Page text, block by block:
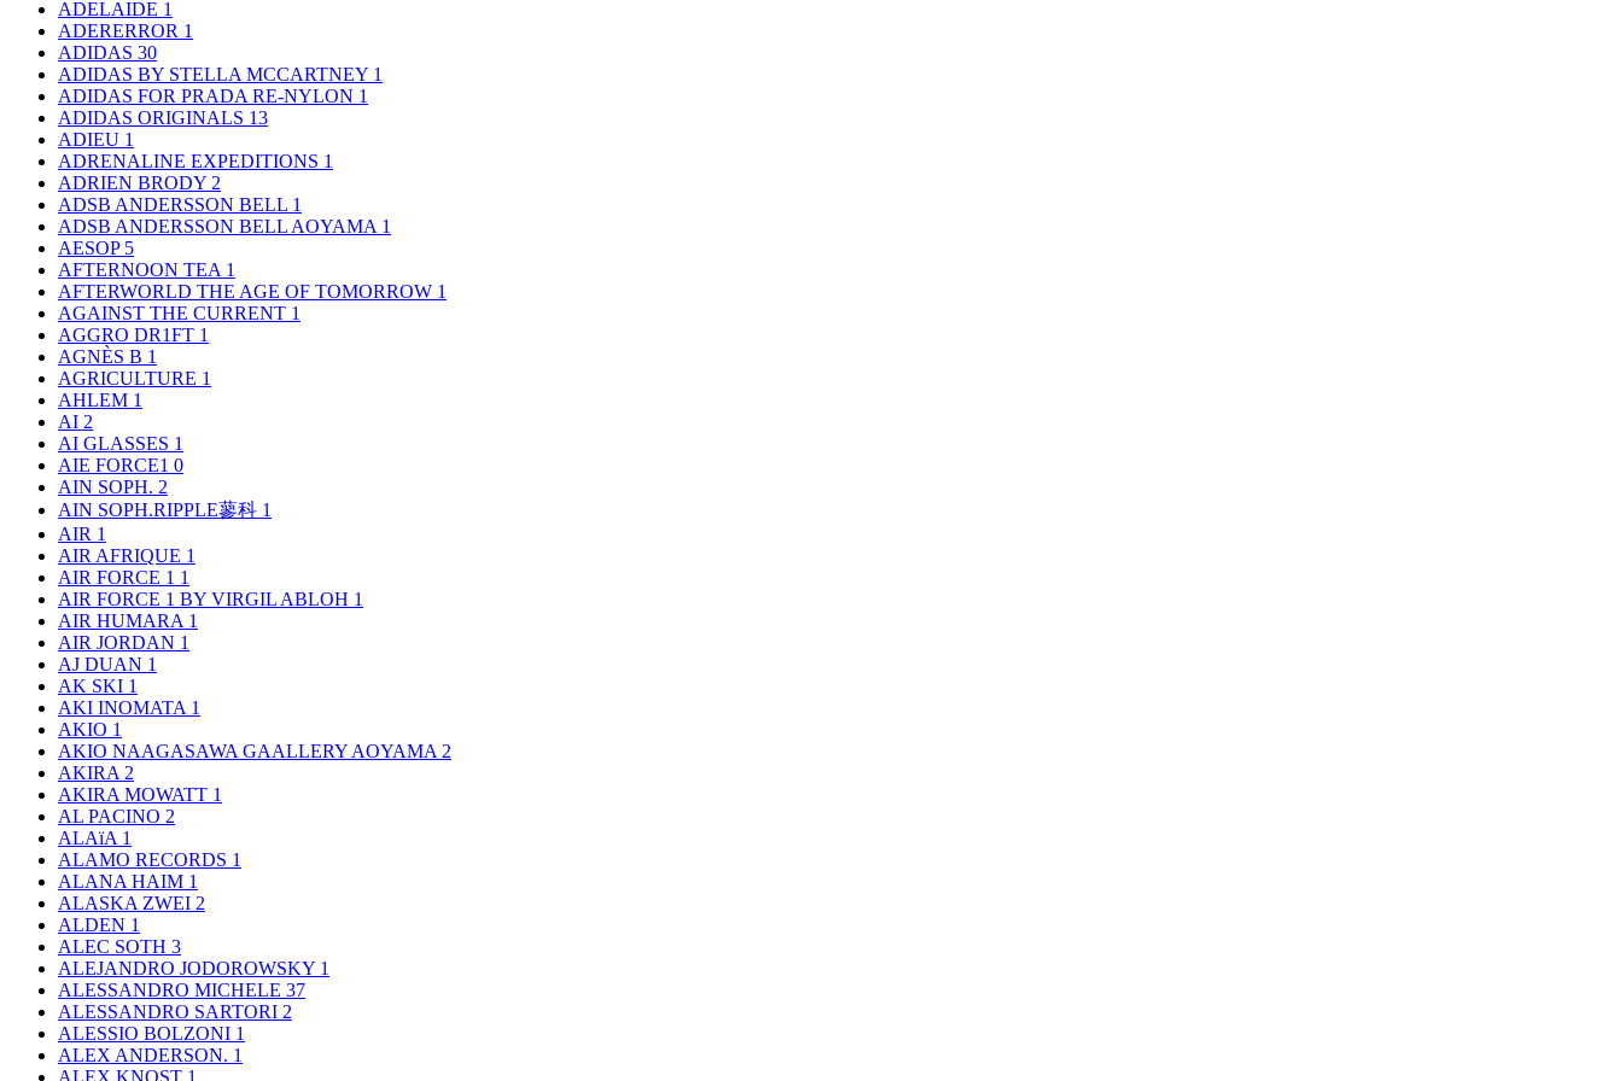
ADELAIDE 1
ADERERROR 1
ADIDAS 30
ADIDAS BY STELLA MCCARTNEY 1
ADIDAS FOR PRADA RE-NYLON 1
ADIDAS ORIGINALS 13
ADIEU 1
ADRENALINE EXPEDITIONS 1
ADRIEN BRODY 2
ADSB ANDERSSON BELL 1
ADSB ANDERSSON BELL AOYAMA 1
AESOP 5
AFTERNOON TEA 1
AFTERWORLD THE AGE OF TOMORROW 1
AGAINST THE CURRENT 1
AGGRO DR1FT 1
AGNÈS B 1
AGRICULTURE 1
AHLEM 1
AI 2
AI GLASSES 1
AIE FORCE1 0
AIN SOPH. 2
AIN SOPH.RIPPLE蓼科 1
AIR 1
AIR AFRIQUE 1
AIR FORCE 1 1
AIR FORCE 1 BY VIRGIL ABLOH 1
AIR HUMARA 1
AIR JORDAN 1
AJ DUAN 1
AK SKI 1
AKI INOMATA 1
AKIO 1
AKIO NAAGASAWA GAALLERY AOYAMA 2
AKIRA 2
AKIRA MOWATT 1
AL PACINO 2
ALAïA 1
ALAMO RECORDS 1
ALANA HAIM 1
ALASKA ZWEI 2
ALDEN 1
ALEC SOTH 3
ALEJANDRO JODOROWSKY 1
ALESSANDRO MICHELE 37
ALESSANDRO SARTORI 2
ALESSIO BOLZONI 1
ALEX ANDERSON. 1
ALEX KNOST 1